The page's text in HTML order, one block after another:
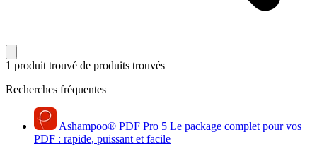
1 produit trouvé de produits trouvés
Recherches fréquentes
Ashampoo® PDF Pro 5 Le package complet pour vos
PDF : rapide, puissant et facile